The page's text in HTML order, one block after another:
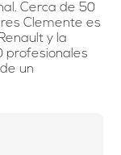
Cerca de 50
Clemente es
y la
profesionales
un